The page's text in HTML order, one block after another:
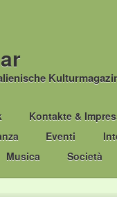
Kontakte &
Eventi
Musica Società